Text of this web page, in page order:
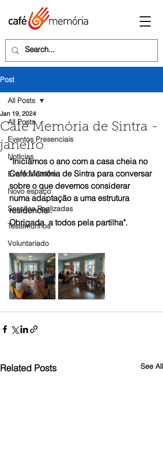
Post
All Posts
Eventos Presenciais
Notícias
Eventos Online
Novo espaço
Sessões Realizadas
Testemunhos
Voluntariado
All Posts
Café Memória de Sintra -
janeiro
Jan 19, 2024
“Iniciámos o ano com a casa cheia no
Café Memória de Sintra para conversar
sobre o que devemos considerar
numa adaptação a uma estrutura
residencial.
Obrigada  a todos pela partilha".
Related Posts See All